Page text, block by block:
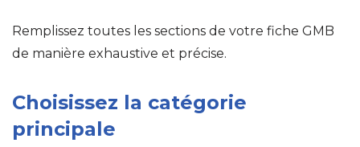
Remplissez toutes les sections de votre fiche GMB
de manière exhaustive et précise.
Choisissez la catégorie
principale